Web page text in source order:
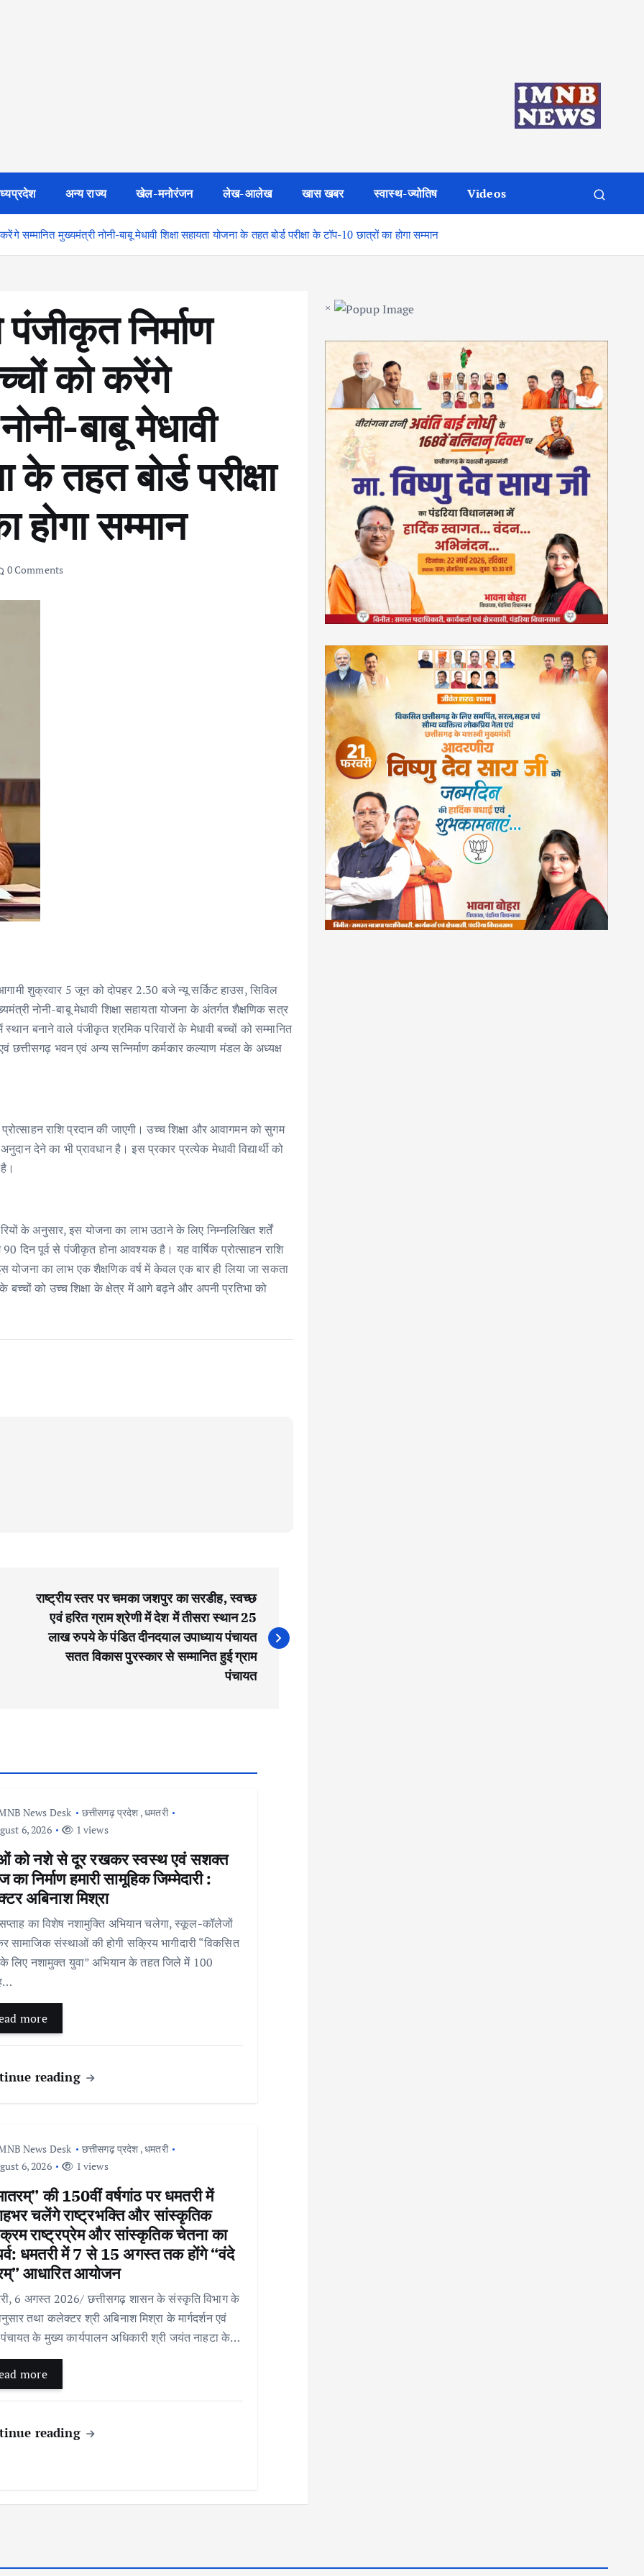
अन्य राज्य खेल-मनोरंजन लेख-आलेख खास खबर स्वास्थ-ज्योतिष Videos
मुख्यमंत्री नोनी-बाबू मेधावी शिक्षा सहायता योजना के तहत बोर्ड परीक्षा के टॉप-10 छात्रों का होगा सम्मान
निर्माण
को करेंगे
बाबू मेधावी
के तहत बोर्ड परीक्षा
सम्मान
0 Comments
शुक्रवार 5 जून को दोपहर 2.30 बजे न्यू सर्किट हाउस, सिविल
नोनी-बाबू मेधावी शिक्षा सहायता योजना के अंतर्गत शैक्षणिक सत्र
बनाने वाले पंजीकृत श्रमिक परिवारों के मेधावी बच्चों को सम्मानित
भवन एवं अन्य सन्निर्माण कर्मकार कल्याण मंडल के अध्यक्ष
राशि प्रदान की जाएगी। उच्च शिक्षा और आवागमन को सुगम
देने का भी प्रावधान है। इस प्रकार प्रत्येक मेधावी विद्यार्थी को
के अनुसार, इस योजना का लाभ उठाने के लिए निम्नलिखित शर्तें
दिन पूर्व से पंजीकृत होना आवश्यक है। यह वार्षिक प्रोत्साहन राशि
योजना का लाभ एक शैक्षणिक वर्ष में केवल एक बार ही लिया जा सकता
बच्चों को उच्च शिक्षा के क्षेत्र में आगे बढ़ने और अपनी प्रतिभा को
राष्ट्रीय स्तर पर चमका जशपुर का सरडीह, स्वच्छ
एवं हरित ग्राम श्रेणी में देश में तीसरा स्थान 25
लाख रुपये के पंडित दीनदयाल उपाध्याय पंचायत
सतत विकास पुरस्कार से सम्मानित हुई ग्राम
पंचायत
News Desk छत्तीसगढ़ प्रदेश ,धमतरी
6, 2026
1 views
को नशे से दूर रखकर स्वस्थ एवं सशक्त
का निर्माण हमारी सामूहिक जिम्मेदारी :
अबिनाश मिश्रा
का विशेष नशामुक्ति अभियान चलेगा, स्कूल-कॉलेजों
सामाजिक संस्थाओं की होगी सक्रिय भागीदारी “विकसित
लिए नशामुक्त युवा” अभियान के तहत जिले में 100
more
reading
News Desk छत्तीसगढ़ प्रदेश ,धमतरी
6, 2026
1 views
की 150वीं वर्षगांठ पर धमतरी में
चलेंगे राष्ट्रभक्ति और सांस्कृतिक
राष्ट्रप्रेम और सांस्कृतिक चेतना का
धमतरी में 7 से 15 अगस्त तक होंगे “वंदे
आधारित आयोजन
6 अगस्त 2026/ छत्तीसगढ़ शासन के संस्कृति विभाग के
तथा कलेक्टर श्री अबिनाश मिश्रा के मार्गदर्शन एवं
के मुख्य कार्यपालन अधिकारी श्री जयंत नाहटा के…
more
reading
×